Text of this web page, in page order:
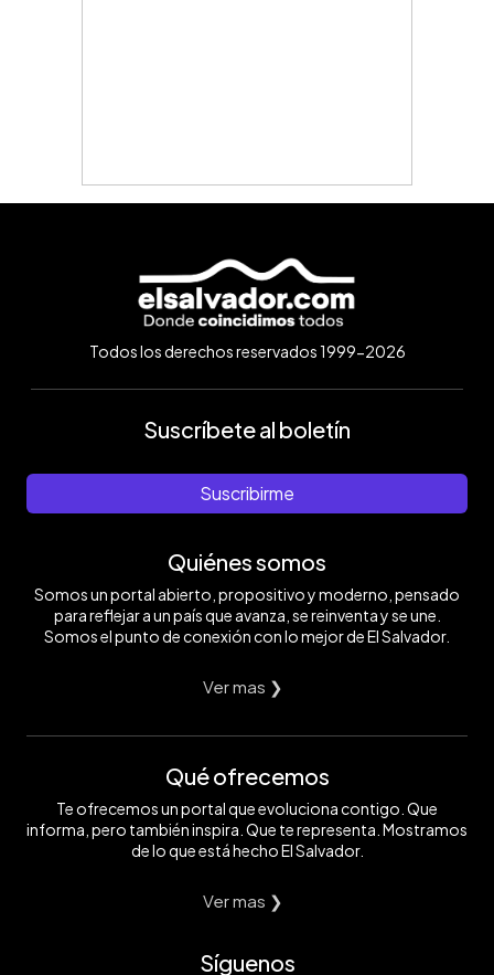
Todos los derechos reservados 1999-2026
Suscríbete al boletín
Suscribirme
Quiénes somos
Somos un portal abierto, propositivo y moderno, pensado
para reflejar a un país que avanza, se reinventa y se une.
Somos el punto de conexión con lo mejor de El Salvador.
Ver mas ❯
Qué ofrecemos
Te ofrecemos un portal que evoluciona contigo. Que
informa, pero también inspira. Que te representa. Mostramos
de lo que está hecho El Salvador.
Ver mas ❯
Síguenos